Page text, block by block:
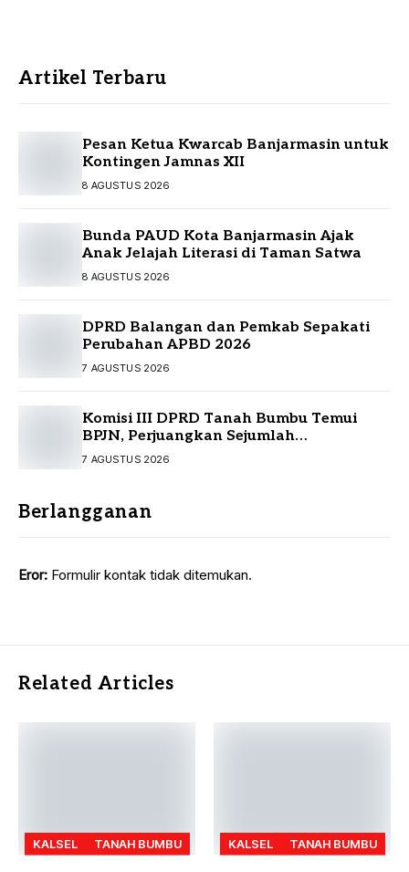
Artikel Terbaru
Pesan Ketua Kwarcab Banjarmasin untuk
Kontingen Jamnas XII
8 AGUSTUS 2026
Bunda PAUD Kota Banjarmasin Ajak
Anak Jelajah Literasi di Taman Satwa
8 AGUSTUS 2026
DPRD Balangan dan Pemkab Sepakati
Perubahan APBD 2026
7 AGUSTUS 2026
Komisi III DPRD Tanah Bumbu Temui
BPJN, Perjuangkan Sejumlah
Infrastruktur Strategis
7 AGUSTUS 2026
Berlangganan
Eror: Formulir kontak tidak ditemukan.
Related Articles
KALSEL TANAH BUMBU KALSEL TANAH BUMBU